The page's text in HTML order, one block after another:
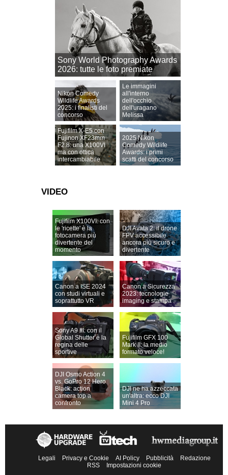
Sony World Photography Awards
2026: tutte le foto premiate
Nikon Comedy
Wildlife Awards
2025: i finalisti del
concorso
Le immagini
all'interno
dell'occhio
dell'uragano
Melissa
Fujifilm X-E5 con
Fujinon XF23mm
F2.8: una X100VI
ma con ottica
intercambiabile
2025 Nikon
Comedy Wildlife
Awards: i primi
scatti del concorso
VIDEO
Fujifilm X100VI: con
le 'ricette' è la
fotocamera più
divertente del
momento
DJI Avata 2: il drone
FPV accessibile
ancora più sicuro e
divertente
Canon a ISE 2024
con studi virtuali e
soprattutto VR
Canon a Sicurezza
2023: tecnologie
imaging e stampa
Sony A9 III: con il
Global Shutter è la
regina delle
sportive
Fujifilm GFX 100
Mark II: la medio
formato veloce!
DJI Osmo Action 4
vs. GoPro 12 Hero
Black: action
camera top a
confronto
DJI ne ha azzeccata
un'altra: ecco DJI
Mini 4 Pro
Legali Privacy e Cookie AI Policy Pubblicità
Redazione
RSS
Impostazioni cookie